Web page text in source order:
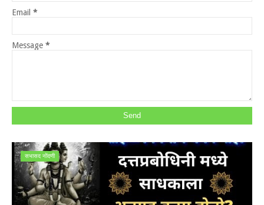
Email *
Message *
सभासद नोंदणी